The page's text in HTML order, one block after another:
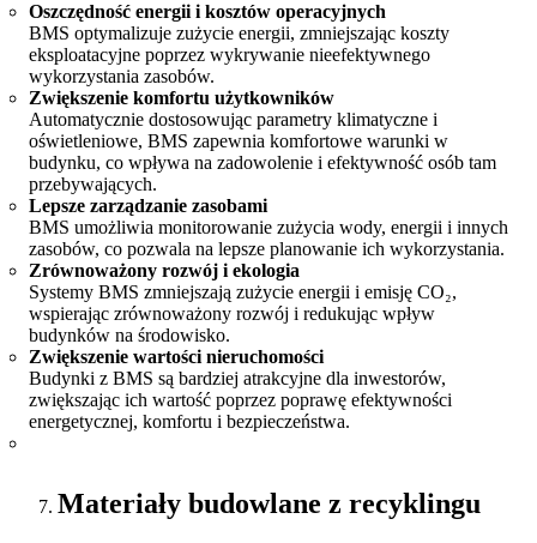
Oszczędność energii i kosztów operacyjnych
BMS optymalizuje zużycie energii, zmniejszając koszty
eksploatacyjne poprzez wykrywanie nieefektywnego
wykorzystania zasobów.
Zwiększenie komfortu użytkowników
Automatycznie dostosowując parametry klimatyczne i
oświetleniowe, BMS zapewnia komfortowe warunki w
budynku, co wpływa na zadowolenie i efektywność osób tam
przebywających.
Lepsze zarządzanie zasobami
BMS umożliwia monitorowanie zużycia wody, energii i innych
zasobów, co pozwala na lepsze planowanie ich wykorzystania.
Zrównoważony rozwój i ekologia
Systemy BMS zmniejszają zużycie energii i emisję CO₂,
wspierając zrównoważony rozwój i redukując wpływ
budynków na środowisko.
Zwiększenie wartości nieruchomości
Budynki z BMS są bardziej atrakcyjne dla inwestorów,
zwiększając ich wartość poprzez poprawę efektywności
energetycznej, komfortu i bezpieczeństwa.
Materiały budowlane z recyklingu